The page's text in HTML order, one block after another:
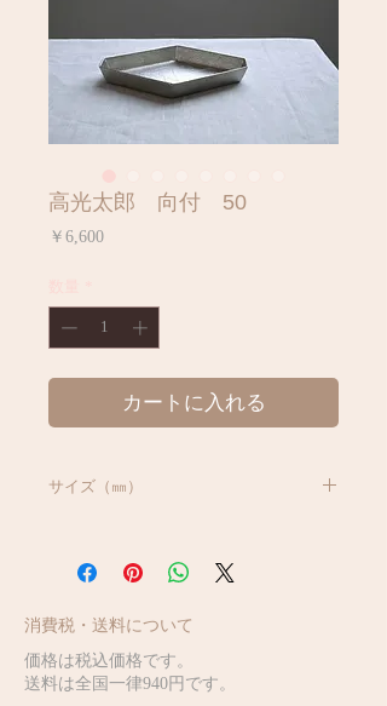
高光太郎 向付 50
￥6,600価
カートに入れる
サイズ（㎜）
消費税・送料について
価格は税込価格です。
送料は全国一律940円です。